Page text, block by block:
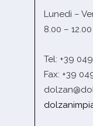
Lunedì –
8.00 –
Tel: +39
Fax: +39